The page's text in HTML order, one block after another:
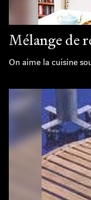
Mélange de
On aime la cuisine